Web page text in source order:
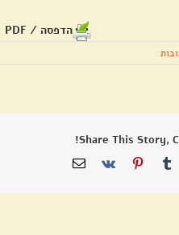
הדפסה / PDF
Share This Story,
Tumblr
Pinterest
Vk
כתובת